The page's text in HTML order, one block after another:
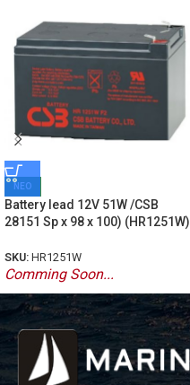
ΝΕΟ
Battery lead 12V 51W /CSB
28151 Sp x 98 x 100) (HR1251W)
SKU: HR1251W
Comming Soon...